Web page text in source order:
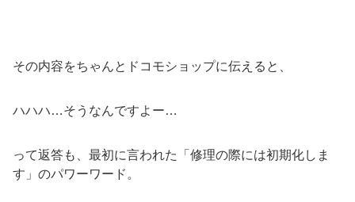
その内容をちゃんとドコモショップに伝えると、
ハハハ…そうなんですよー…
って返答も、最初に言われた「修理の際には初期化しま
す」のパワーワード。